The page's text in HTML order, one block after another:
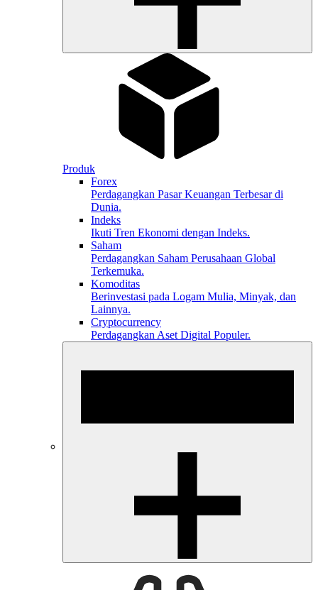
Produk
Forex
Perdagangkan Pasar Keuangan Terbesar di
Dunia.
Indeks
Ikuti Tren Ekonomi dengan Indeks.
Saham
Perdagangkan Saham Perusahaan Global
Terkemuka.
Komoditas
Berinvestasi pada Logam Mulia, Minyak, dan
Lainnya.
Cryptocurrency
Perdagangkan Aset Digital Populer.